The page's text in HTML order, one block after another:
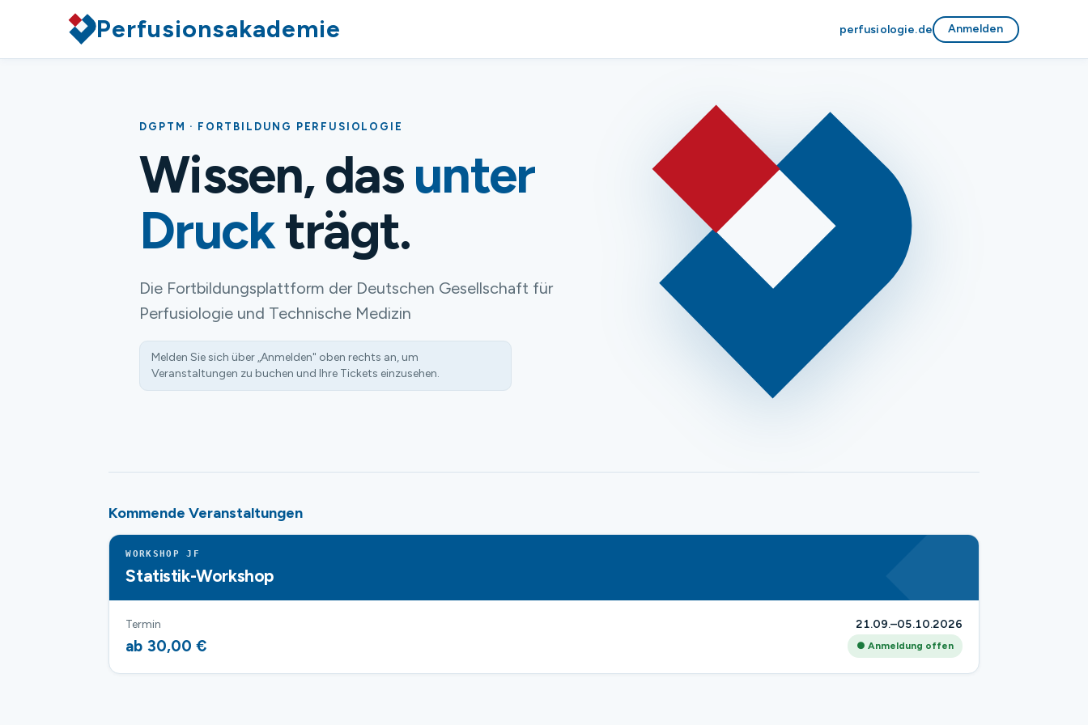
Perfusionsakademie perfusiologie.de Anmelden
DGPTM · FORTBILDUNG PERFUSIOLOGIE
Wissen, dasunter
Druckträgt.
Die Fortbildungsplattform der Deutschen Gesellschaft für
Perfusiologie und Technische Medizin
Melden Sie sich über „Anmelden" oben rechts an, um
Veranstaltungen zu buchen und Ihre Tickets einzusehen.
Kommende Veranstaltungen
WORKSHOP JF
Statistik-Workshop
Termin 21.09.–05.10.2026
ab 30,00 € ● Anmeldung offen